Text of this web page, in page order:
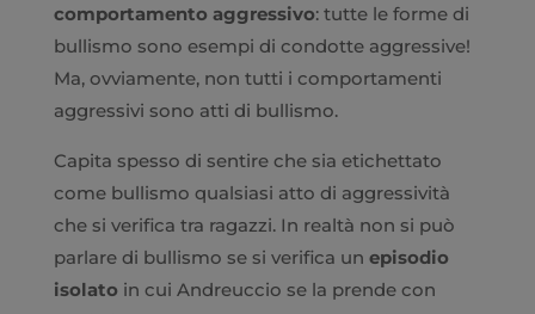
comportamento aggressivo: tutte le forme di
bullismo sono esempi di condotte aggressive!
Ma, ovviamente, non tutti i comportamenti
aggressivi sono atti di bullismo.
Capita spesso di sentire che sia etichettato
come bullismo qualsiasi atto di aggressività
che si verifica tra ragazzi. In realtà non si può
parlare di bullismo se si verifica un episodio
isolato in cui Andreuccio se la prende con